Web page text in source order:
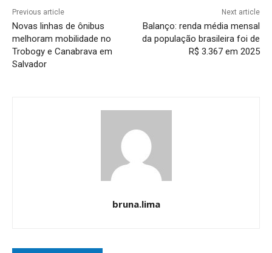
Previous article
Novas linhas de ônibus
melhoram mobilidade no
Trobogy e Canabrava em
Salvador
Next article
Balanço: renda média mensal
da população brasileira foi de
R$ 3.367 em 2025
bruna.lima